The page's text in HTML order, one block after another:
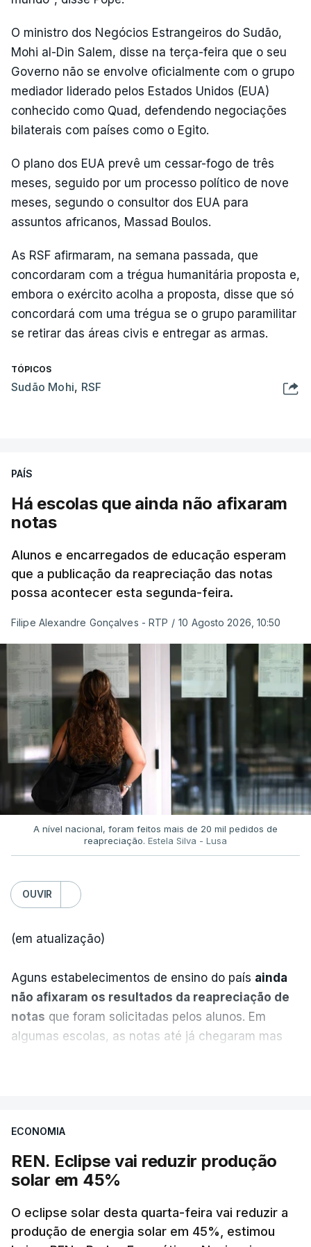
O ministro dos Negócios Estrangeiros do Sudão,
Mohi al-Din Salem, disse na terça-feira que o seu
Governo não se envolve oficialmente com o grupo
mediador liderado pelos Estados Unidos (EUA)
conhecido como Quad, defendendo negociações
bilaterais com países como o Egito.
O plano dos EUA prevê um cessar-fogo de três
meses, seguido por um processo político de nove
meses, segundo o consultor dos EUA para
assuntos africanos, Massad Boulos.
As RSF afirmaram, na semana passada, que
concordaram com a trégua humanitária proposta e,
embora o exército acolha a proposta, disse que só
concordará com uma trégua se o grupo paramilitar
se retirar das áreas civis e entregar as armas.
TÓPICOS
Sudão Mohi, RSF
PAÍS
Há escolas que ainda não afixaram
notas
Alunos e encarregados de educação esperam
que a publicação da reapreciação das notas
possa acontecer esta segunda-feira.
Filipe Alexandre Gonçalves - RTP / 10 Agosto 2026, 10:50
A nível nacional, foram feitos mais de 20 mil pedidos de
reapreciação. Estela Silva - Lusa
OUVIR
(em atualização)
Aguns estabelecimentos de ensino do país ainda
não afixaram os resultados da reapreciação de
notas que foram solicitadas pelos alunos. Em
algumas escolas, as notas até já chegaram mas
tinha chegado o resultado de
exames, mas ainda não tinham sido afixados.
até à escola para ver o resultado mas ainda não
tinha sido divulgado. Alguns pais apontam
ECONOMIA
REN. Eclipse vai reduzir produção
solar em 45%
O eclipse solar desta quarta-feira vai reduzir a
produção de energia solar em 45%, estimou